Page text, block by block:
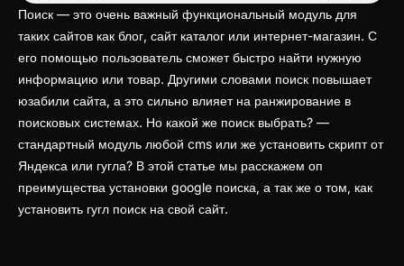
Поиск — это очень важный функциональный модуль для
таких сайтов как блог, сайт каталог или интернет-магазин. С
его помощью пользователь сможет быстро найти нужную
информацию или товар. Другими словами поиск повышает
юзабили сайта, а это сильно влияет на ранжирование в
поисковых системах. Но какой же поиск выбрать? —
стандартный модуль любой cms или же установить скрипт от
Яндекса или гугла? В этой статье мы расскажем оп
преимущества установки google поиска, а так же о том, как
установить гугл поиск на свой сайт.